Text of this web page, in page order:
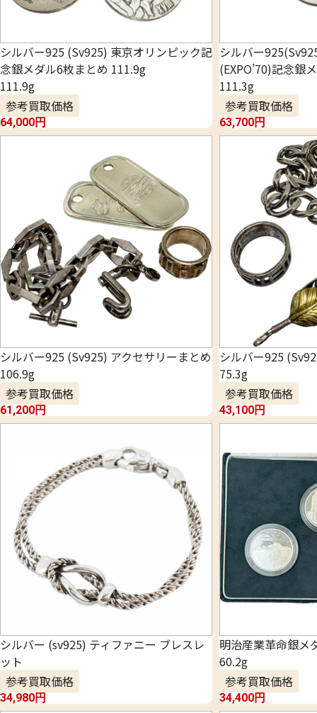
シルバー925 (Sv925) 東京オリンピック記
念銀メダル6枚まとめ 111.9g
111.9g
参考買取価格
64,000円
シルバー
(EXPO’70)記念銀
111.3g
参考買取価格
63,700円
シルバー925 (Sv925) アクセサリーまとめ
106.9g
参考買取価格
61,200円
シルバー925
75.3g
参考買取価格
43,100円
シルバー (sv925) ティファニー ブレスレ
ット
参考買取価格
34,980円
明治産業革命銀メ
60.2g
参考買取価格
34,400円